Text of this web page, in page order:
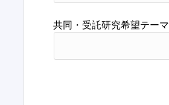
共同・受託研究希望テーマ